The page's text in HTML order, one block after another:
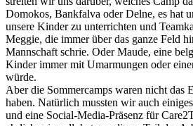
Domokos, Bankfalva oder Delne, es hat
unsere Kinder zu unterrichten und
Meggie, die immer über das ganze Feld
Mannschaft schrie. Oder Maude, eine
Kinder immer mit Umarmungen oder
würde.
Aber die Sommercamps waren nicht das
haben. Natürlich mussten wir auch
und eine Social-Media-Präsenz für